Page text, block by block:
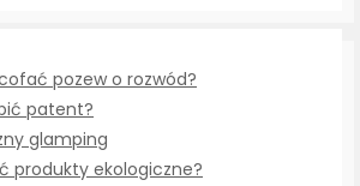
pozew o rozwód?
patent?
glamping
produkty ekologiczne?